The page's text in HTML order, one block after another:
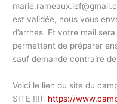
est validée, nous vous
d’arrhes. Et votre mail
permettant de préparer
sauf demande contraire
Voici le lien du site du
SITE !!!): https://